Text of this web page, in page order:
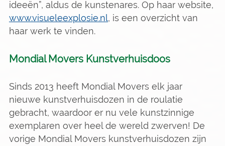
ideeën”, aldus de kunstenares. Op haar website,
www.visueleexplosie.nl, is een overzicht van
haar werk te vinden.
Mondial Movers Kunstverhuisdoos
Sinds 2013 heeft Mondial Movers elk jaar
nieuwe kunstverhuisdozen in de roulatie
gebracht, waardoor er nu vele kunstzinnige
exemplaren over heel de wereld zwerven! De
vorige Mondial Movers kunstverhuisdozen zijn